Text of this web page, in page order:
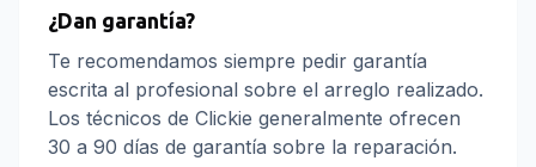
¿Dan garantía?
Te recomendamos siempre pedir garantía
escrita al profesional sobre el arreglo realizado.
Los técnicos de Clickie generalmente ofrecen
30 a 90 días de garantía sobre la reparación.